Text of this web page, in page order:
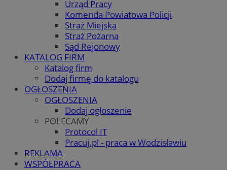
Urząd Pracy
Komenda Powiatowa Policji
Straż Miejska
Straż Pożarna
Sąd Rejonowy
KATALOG FIRM
Katalog firm
Dodaj firmę do katalogu
OGŁOSZENIA
OGŁOSZENIA
Dodaj ogłoszenie
POLECAMY
Protocol IT
Pracuj.pl - praca w Wodzisławiu
REKLAMA
WSPÓŁPRACA